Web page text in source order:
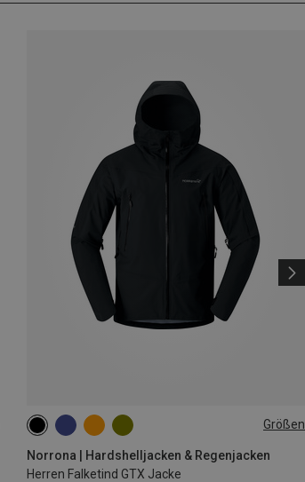
Größen
Norrona | Hardshelljacken & Regenjacken
Herren Falketind GTX Jacke
M L XL